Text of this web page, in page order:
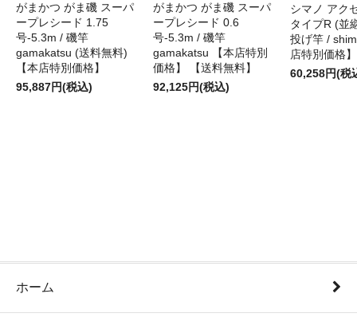
がまかつ がま磯 スーパ
ープレシード 1.75
号-5.3m / 磯竿
gamakatsu (送料無料)
【本店特別価格】
95,887円(税込)
がまかつ がま磯 スーパ
ープレシード 0.6
号-5.3m / 磯竿
gamakatsu 【本店特別
価格】 【送料無料】
92,125円(税込)
シマノ アク
タイプR (並
投げ竿 /
店特別価格】
60,258円(税
ホーム